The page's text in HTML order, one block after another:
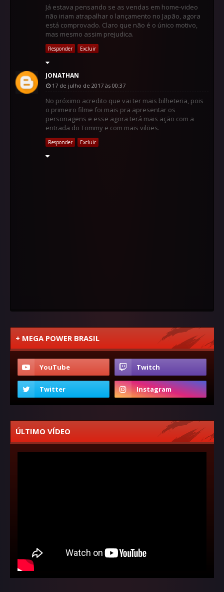
Já estava pensando se as vendas em home-video
não iriam atrapalhar o lançamento no Japão, agora
está comprovado. Claro que não é o único motivo,
mas mesmo assim prejudica.
Responder Excluir
JONATHAN
17 de julho de 2017 às 00:37
No próximo acredito que vai ter mais bilheteria, pois
o primeiro filme foi mais pra apresentar os
personagens e esse agora terá mais ação com a
entrada do Tommy e com mais vilões.
Responder Excluir
+ MEGA POWER BRASIL
ÚLTIMO VÍDEO